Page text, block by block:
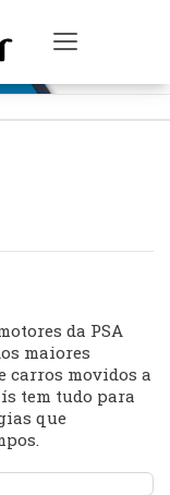
Toggle
da PSA
maiores
carros movidos a
tem tudo para
que